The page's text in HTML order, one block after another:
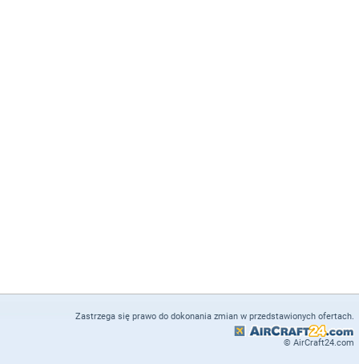
Zastrzega się prawo do dokonania zmian w przedstawionych ofertach.
© AirCraft24.com